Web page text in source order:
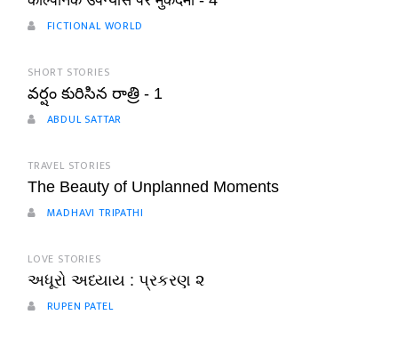
FICTIONAL WORLD
SHORT STORIES
వర్షం కురిసిన రాత్రి - 1
ABDUL SATTAR
TRAVEL STORIES
The Beauty of Unplanned Moments
MADHAVI TRIPATHI
LOVE STORIES
અધૂરો અધ્યાય : પ્રકરણ ૨
RUPEN PATEL